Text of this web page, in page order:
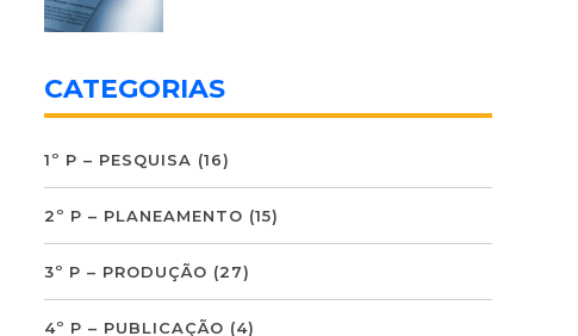
CATEGORIAS
1º P – PESQUISA (16)
2º P – PLANEAMENTO (15)
3º P – PRODUÇÃO (27)
4º P – PUBLICAÇÃO (4)